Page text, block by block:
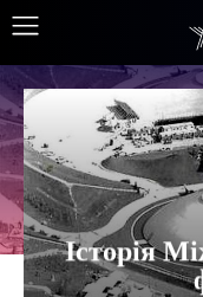
Історія